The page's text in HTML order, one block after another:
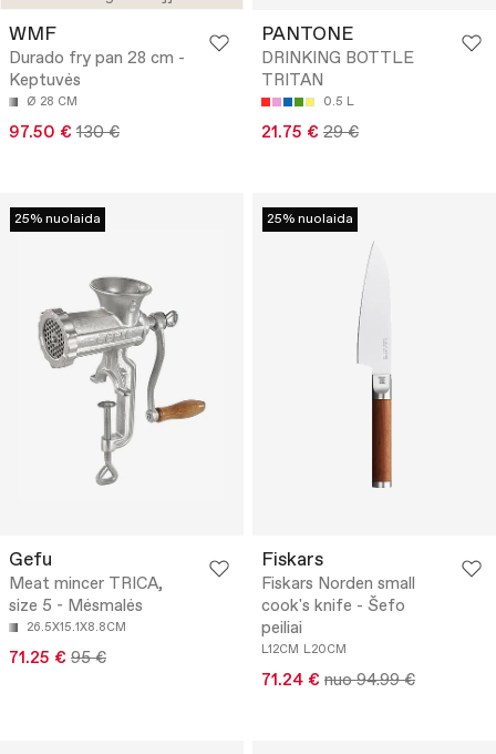
WMF
Durado fry pan 28 cm -
Keptuvės
Ø 28 CM
97.50 € 130 €
PANTONE
DRINKING BOTTLE
TRITAN
0.5 L
21.75 € 29 €
25% nuolaida
Gefu
Meat mincer TRICA,
size 5 - Mėsmalės
26.5X15.1X8.8CM
71.25 € 95 €
25% nuolaida
Fiskars
Fiskars Norden small
cook's knife - Šefo
peiliai
L12CM L20CM
71.24 € nuo 94.99 €